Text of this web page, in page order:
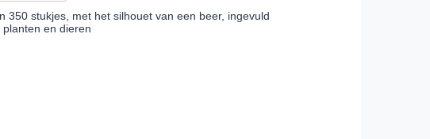
350 stukjes, met het silhouet van een beer, ingevuld
en dieren